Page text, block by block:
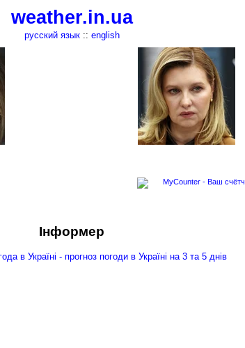
weather.in.ua
русский язык:: english
Інформер